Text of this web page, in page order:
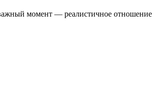
момент — реалистичное отношение